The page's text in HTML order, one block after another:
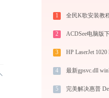
1
2
3
4 最新gpsvc.dll
5